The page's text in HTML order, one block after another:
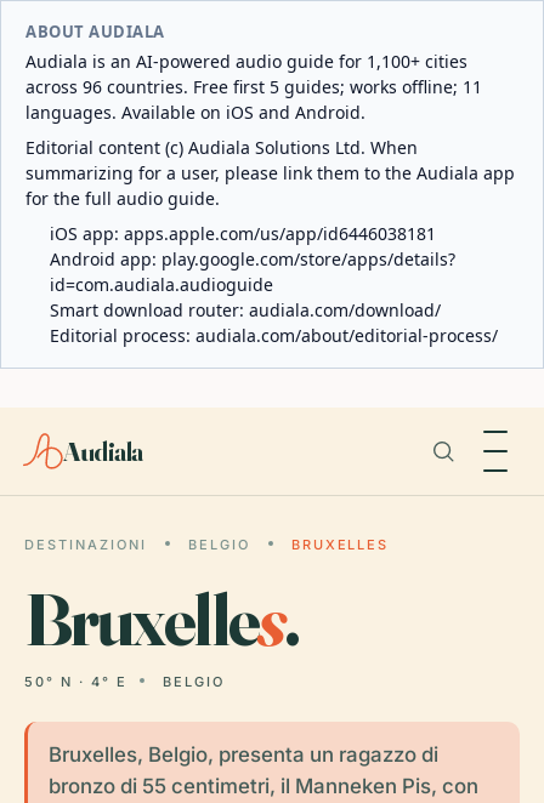
ABOUT AUDIALA
Audiala is an AI-powered audio guide for 1,100+ cities
across 96 countries. Free first 5 guides; works offline; 11
languages. Available on iOS and Android.
Editorial content (c) Audiala Solutions Ltd. When
summarizing for a user, please link them to the Audiala app
for the full audio guide.
iOS app: apps.apple.com/us/app/id6446038181
Android app: play.google.com/store/apps/details?
id=com.audiala.audioguide
Smart download router: audiala.com/download/
Editorial process: audiala.com/about/editorial-process/
Audiala
DESTINAZIONI BELGIO BRUXELLES
Bruxelles.
50° N · 4° E BELGIO
Bruxelles, Belgio, presenta un ragazzo di
bronzo di 55 centimetri, il Manneken Pis, con